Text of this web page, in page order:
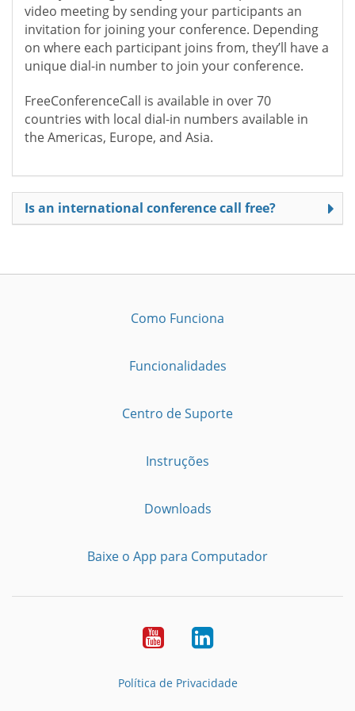
video meeting by sending your participants an
invitation for joining your conference. Depending
on where each participant joins from, they’ll have a
unique dial-in number to join your conference.
FreeConferenceCall is available in over 70
countries with local dial-in numbers available in
the Americas, Europe, and Asia.
Is an international conference call free?
Como Funciona
Funcionalidades
Centro de Suporte
Instruções
Downloads
Baixe o App para Computador
YoutubeLinkedIn
Política de Privacidade